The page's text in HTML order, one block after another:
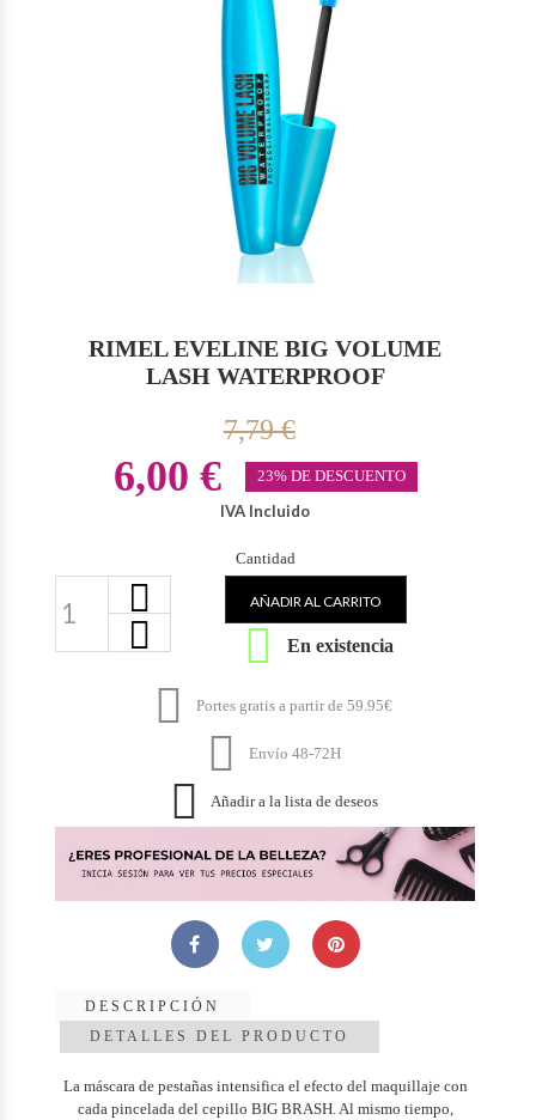
RIMEL EVELINE BIG VOLUME
LASH WATERPROOF
7,79 €
6,00 € 23% DE DESCUENTO
IVA Incluido
Cantidad
AÑADIR AL CARRITO
 En existencia
 Portes gratis a partir de 59.95€
 Envío 48-72H
 Añadir a la lista de deseos
DESCRIPCIÓN
DETALLES DEL PRODUCTO
La máscara de pestañas intensifica el efecto del maquillaje con
cada pincelada del cepillo BIG BRASH. Al mismo tiempo,